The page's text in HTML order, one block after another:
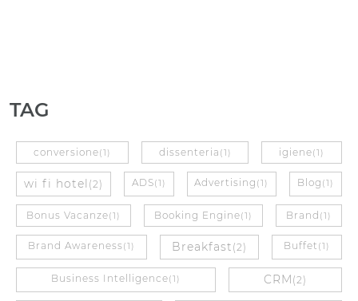
TAG
conversione(1) dissenteria (1) igiene(1)
wi fi hotel (2) ADS(1) Advertising (1) Blog (1)
Bonus Vacanze(1) Booking Engine(1) Brand (1)
Brand Awareness(1) Breakfast (2) Buffet (1)
Business Intelligence(1) CRM (2)